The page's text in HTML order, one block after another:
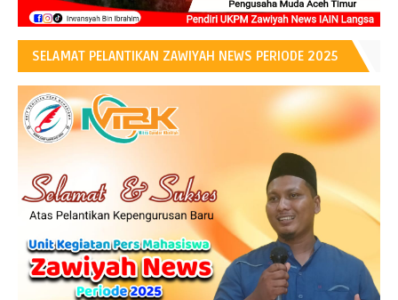
SELAMAT PELANTIKAN ZAWIYAH NEWS PERIODE 2025